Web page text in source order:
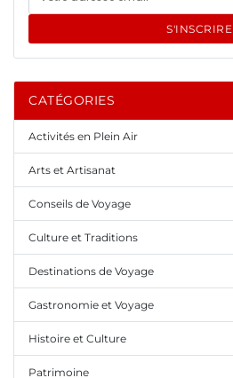
S'INSCRIRE
CATÉGORIES
Activités en Plein Air
Arts et Artisanat
Conseils de Voyage
Culture et Traditions
Destinations de Voyage
Gastronomie et Voyage
Histoire et Culture
Patrimoine